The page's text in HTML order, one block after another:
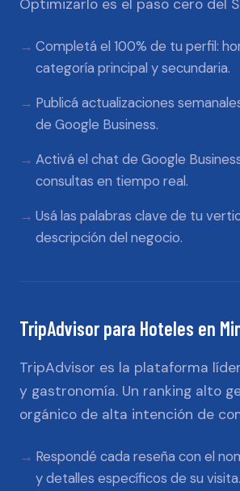
Optimizarlo es el paso cero del
Completá el 100% de tu perfil:
categoría principal y secundaria.
Publicá actualizaciones
de Google Business.
Activá el chat de Google
consultas en tiempo real.
Usá las palabras clave de tu
descripción del negocio.
TripAdvisor para Hoteles en
TripAdvisor es la plataforma
y gastronomía. Un ranking alto
orgánico de alta intención de
Respondé cada reseña con el
y detalles específicos de su visita.